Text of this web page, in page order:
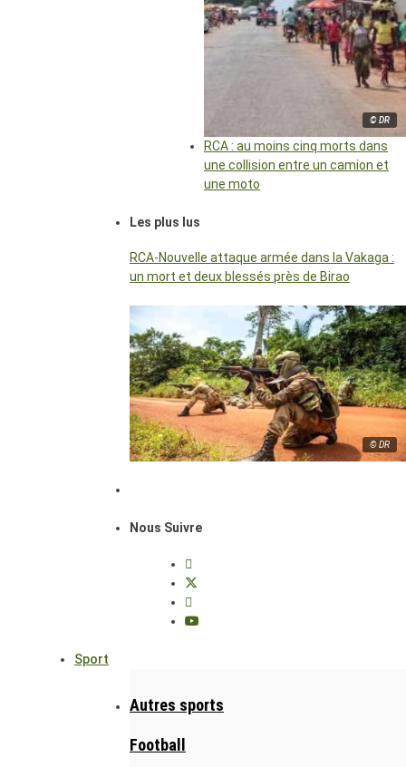
© DR
RCA : au moins cinq morts dans
une collision entre un camion et
une moto
Les plus lus
RCA-Nouvelle attaque armée dans la Vakaga :
un mort et deux blessés près de Birao
© DR
Nous Suivre
Sport
Autres sports
Football